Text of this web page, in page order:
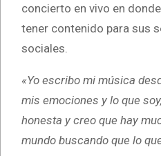
concierto en vivo en
tener contenido para sus
sociales.
«Yo escribo mi música
mis emociones y lo que
honesta y creo que hay
mundo buscando que lo